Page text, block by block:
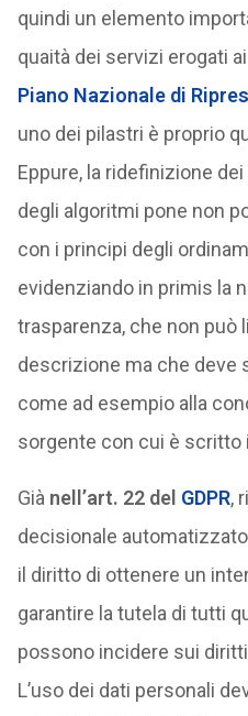
quindi un elemento
quaità dei servizi erogati
Piano Nazionale di
uno dei pilastri è proprio
Eppure, la ridefinizione
degli algoritmi pone non
con i principi degli
evidenziando in primis la
trasparenza, che non può
descrizione ma che deve
come ad esempio alla
sorgente con cui è
Già nell’art. 22 del GDPR,
decisionale
il diritto di ottenere un
garantire la tutela di tutti
possono incidere sui
L’uso dei dati personali